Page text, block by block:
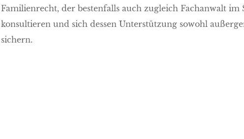
Familienrecht, der bestenfalls auch zugleich Fachanwalt
konsultieren und sich dessen Unterstützung sowohl
sichern.